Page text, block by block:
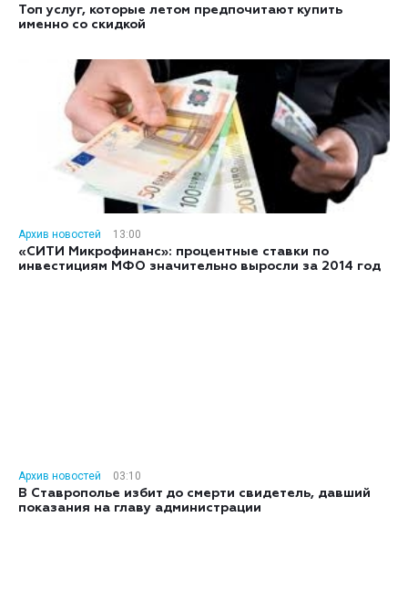
Топ услуг, которые летом предпочитают купить
именно со скидкой
Архив новостей
13:00
«СИТИ Микрофинанс»: процентные ставки по
инвестициям МФО значительно выросли за 2014 год
Архив новостей
03:10
В Ставрополье избит до смерти свидетель, давший
показания на главу администрации